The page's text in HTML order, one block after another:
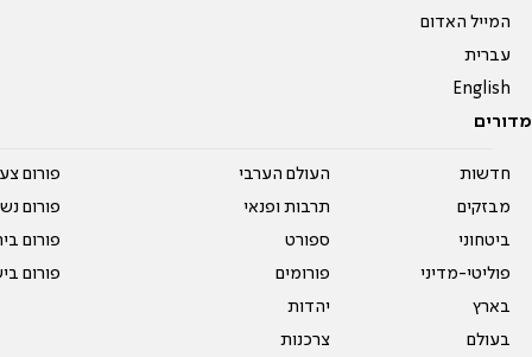
המייל האדום
עברית
English
מדורים
חדשות
מבזקים
ביטחוני
פוליטי-מדיני
בארץ
בעולם
העולם הערבי
תרבות ופנאי
ספורט
פורומים
יהדות
צרכנות
פורום
פורום
פורום
פורום